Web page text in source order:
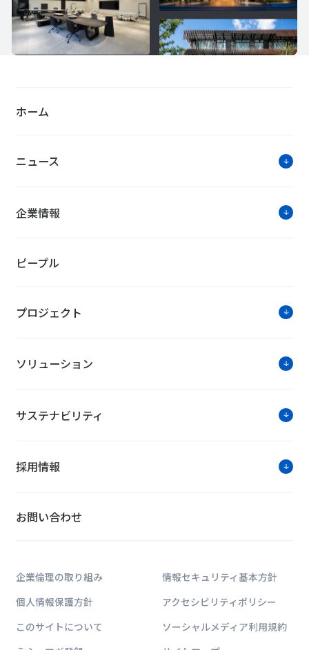
ホーム
ニュース
企業情報
ピープル
プロジェクト
ソリューション
サステナビリティ
採用情報
お問い合わせ
企業倫理の取り組み
情報セキュリティ基本方針
個人情報保護方針
アクセシビリティポリシー
このサイトについて
ソーシャルメディア利用規約